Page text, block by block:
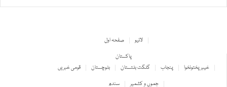
صفحہ اول
لائیو
پاکستان
قومی خبریں
بلوچستان گلگت بلتستان پنجاب
خیبر پختونخوا
سندھ
جموں و کشمیر